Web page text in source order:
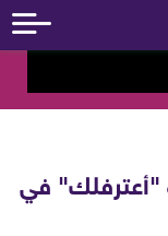
"أعترفلك" في